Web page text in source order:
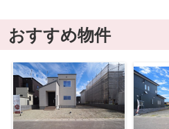
おすすめ物件